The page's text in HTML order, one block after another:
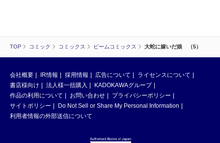
TOP コミック コミックス ビームコミックス 大蛇に嫁いだ娘 （5）
会社概要 IR情報 採用情報 広告について
ライセンスについて
書店様向け
法人様一括購入
KADOKAWAグループ
作品の利用について
お問い合わせ
プライバシーポリシー
サイトポリシー
Do Not Sell or Share My Personal Information
利用者情報の外部送信について